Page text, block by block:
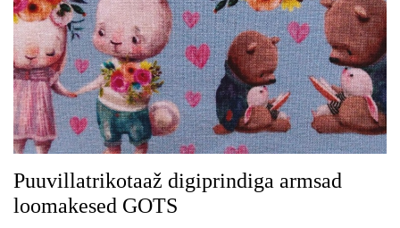
Puuvillatrikotaaž digiprindiga armsad
loomakesed GOTS